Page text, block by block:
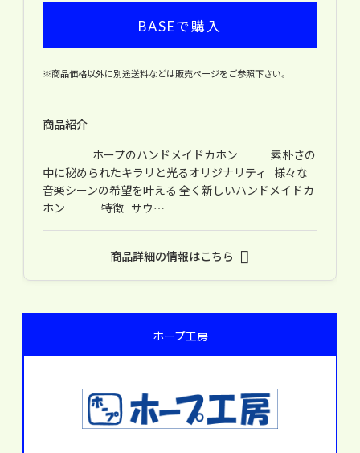
BASEで購入
※商品価格以外に別途送料などは販売ページをご参照下さい。
商品紹介
ホープのハンドメイドカホン 素朴さの
中に秘められたキラリと光るオリジナリティ 様々な
音楽シーンの希望を叶える 全く新しいハンドメイドカ
ホン 特徴 サウ…
商品詳細の情報はこちら
ホープ工房